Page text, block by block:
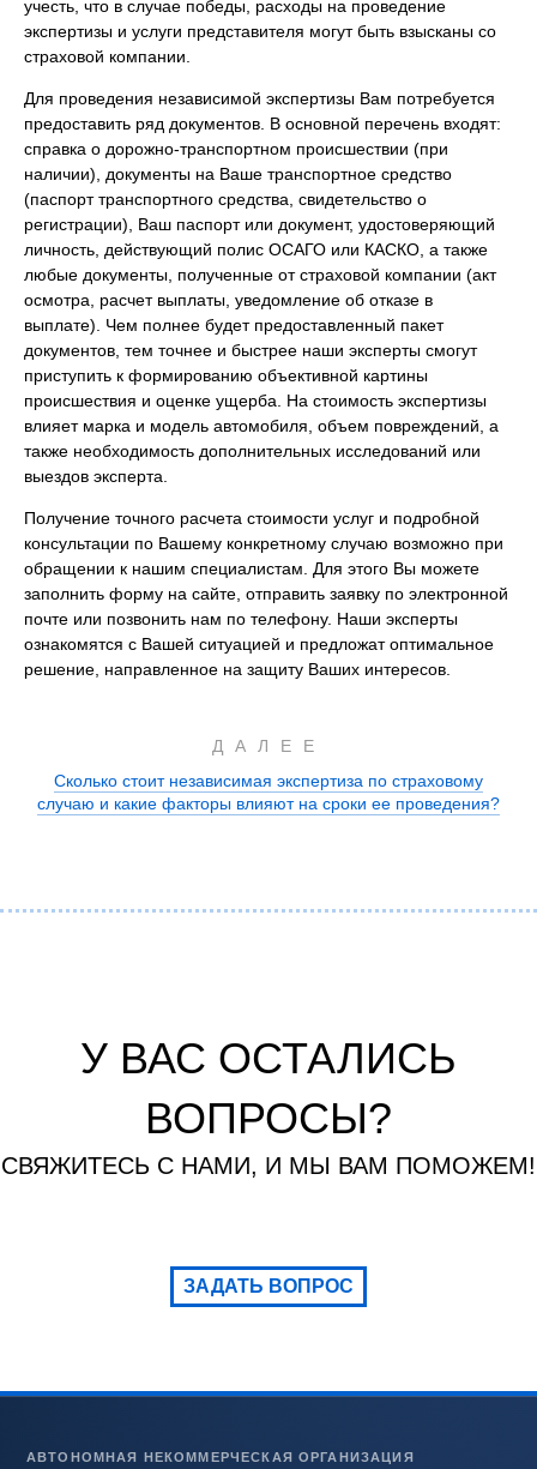
учесть, что в случае победы, расходы на проведение
экспертизы и услуги представителя могут быть взысканы со
страховой компании.
Для проведения независимой экспертизы Вам потребуется
предоставить ряд документов. В основной перечень входят:
справка о дорожно-транспортном происшествии (при
наличии), документы на Ваше транспортное средство
(паспорт транспортного средства, свидетельство о
регистрации), Ваш паспорт или документ, удостоверяющий
личность, действующий полис ОСАГО или КАСКО, а также
любые документы, полученные от страховой компании (акт
осмотра, расчет выплаты, уведомление об отказе в
выплате). Чем полнее будет предоставленный пакет
документов, тем точнее и быстрее наши эксперты смогут
приступить к формированию объективной картины
происшествия и оценке ущерба. На стоимость экспертизы
влияет марка и модель автомобиля, объем повреждений, а
также необходимость дополнительных исследований или
выездов эксперта.
Получение точного расчета стоимости услуг и подробной
консультации по Вашему конкретному случаю возможно при
обращении к нашим специалистам. Для этого Вы можете
заполнить форму на сайте, отправить заявку по электронной
почте или позвонить нам по телефону. Наши эксперты
ознакомятся с Вашей ситуацией и предложат оптимальное
решение, направленное на защиту Ваших интересов.
ДАЛЕЕ
Сколько стоит независимая экспертиза по страховому
случаю и какие факторы влияют на сроки ее проведения?
У ВАС ОСТАЛИСЬ
ВОПРОСЫ?
СВЯЖИТЕСЬ С НАМИ, И МЫ ВАМ ПОМОЖЕМ!
ЗАДАТЬ ВОПРОС
АВТОНОМНАЯ НЕКОММЕРЧЕСКАЯ ОРГАНИЗАЦИЯ